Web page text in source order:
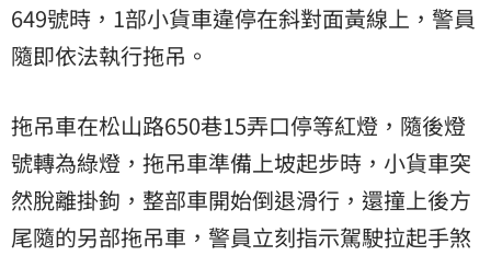
649號時，1部小貨車違停在斜對面黃線上，警員
隨即依法執行拖吊。
拖吊車在松山路650巷15弄口停等紅燈，隨後燈
號轉為綠燈，拖吊車準備上坡起步時，小貨車突
然脫離掛鉤，整部車開始倒退滑行，還撞上後方
尾隨的另部拖吊車，警員立刻指示駕駛拉起手煞